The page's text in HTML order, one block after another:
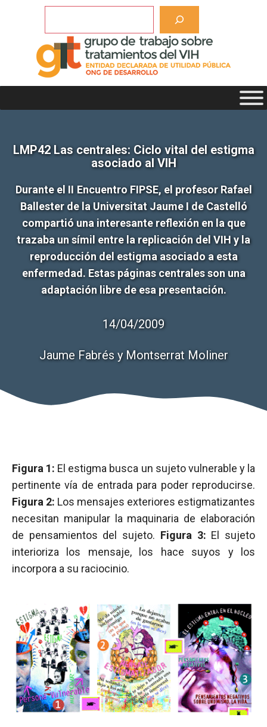
LMP42 Las centrales: Ciclo vital del estigma
asociado al VIH
Durante el II Encuentro FIPSE, el profesor Rafael
Ballester de la Universitat Jaume I de Castelló
compartió una interesante reflexión en la que
trazaba un símil entre la replicación del VIH y la
reproducción del estigma asociado a esta
enfermedad. Estas páginas centrales son una
adaptación libre de esa presentación.
14/04/2009
Jaume Fabrés y Montserrat Moliner
Figura 1: El estigma busca un sujeto vulnerable y la
pertinente vía de entrada para poder reproducirse.
Figura 2: Los mensajes exteriores estigmatizantes
necesitan manipular la maquinaria de elaboración
de pensamientos del sujeto. Figura 3: El sujeto
interioriza los mensaje, los hace suyos y los
incorpora a su raciocinio.